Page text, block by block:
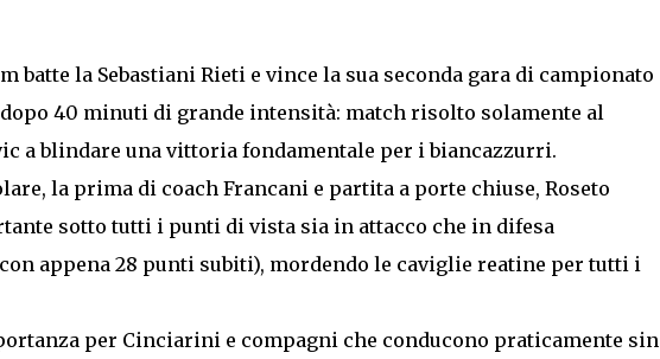
batte la Sebastiani Rieti e vince la sua seconda gara di campionato
40 minuti di grande intensità: match risolto solamente al
a blindare una vittoria fondamentale per i biancazzurri.
la prima di coach Francani e partita a porte chiuse, Roseto
sotto tutti i punti di vista sia in attacco che in difesa
appena 28 punti subiti), mordendo le caviglie reatine per tutti i
per Cinciarini e compagni che conducono praticamente sin